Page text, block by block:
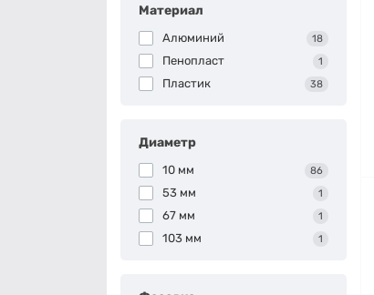
Материал
Алюминий 18
Пенопласт 1
Пластик 38
Диаметр
10 мм 86
53 мм 1
67 мм 1
103 мм 1